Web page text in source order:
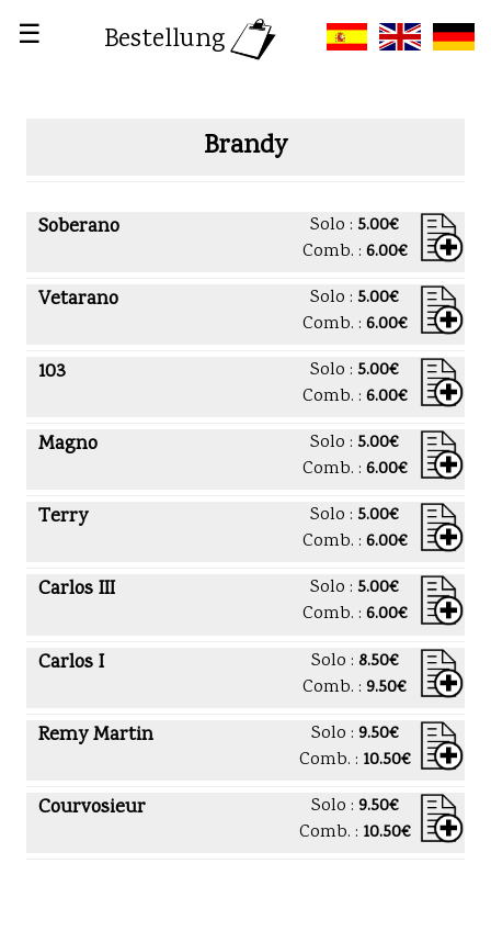
☰ Bestellung
Brandy
Soberano Solo : 5.00€
Comb. : 6.00€
Vetarano Solo : 5.00€
Comb. : 6.00€
103 Solo : 5.00€
Comb. : 6.00€
Magno Solo : 5.00€
Comb. : 6.00€
Terry Solo : 5.00€
Comb. : 6.00€
Carlos III Solo : 5.00€
Comb. : 6.00€
Carlos I Solo : 8.50€
Comb. : 9.50€
Remy Martin Solo : 9.50€
Comb. : 10.50€
Courvosieur Solo : 9.50€
Comb. : 10.50€